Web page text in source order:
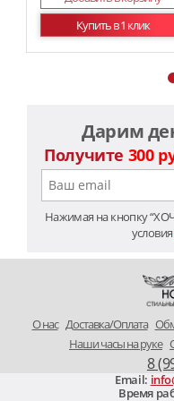
Купить в 1 клик
Дарим
Получите 300
Нажимая на кнопку
условия
O нас Доставка/Оплата
Наши часы на руке
8
Email:
Время